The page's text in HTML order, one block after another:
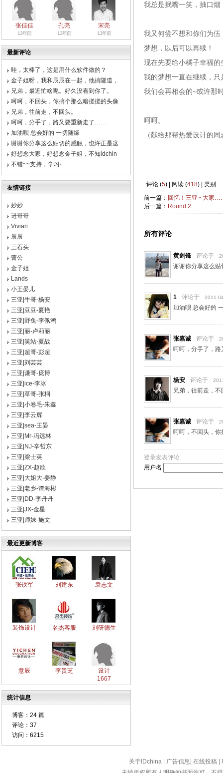
张佳佳
13年前
孔亮
13年前
宋亮
13年前
最新评论
哇，太棒了，这是用什么软件做的？
金子姐呀，我和辰辰在一起，他搞隧道，
兄弟，最近忙啥呢。好久没看到你了。
呵呵，不回头，你搞个那么暗搓搓的头像
兄弟，往前走，不回头。
呵呵，分手了，路又要重新走了……
加油呗 总会好的 一切随缘
谢谢你分享这么贴切的感触，也许正是这
好想念大家，好想念金子姐，不知idchin
不错~~支持，学习·
友情链接
妙妙
进哥哥
Vivian
辰辰
三石头
曹公
金子姐
Lands
小王晏儿
三亚|牛哥-杨安
三亚|豆豆-夏艳
三亚|野兔-李佩鸿
三亚|丽-卢莉丽
三亚|笑站-夏战
三亚|超哥-彭超
三亚|刘芸芸
三亚|谦哥-庞博
三亚|ice-李冰
三亚|草哥-张桐
三亚|小卷毛-朱鑫
三亚|李云辉
三亚|sea-王晏
三亚|Mr-冯远林
三亚|NJ-辛哲东
三亚|梁士英
三亚|ZX-赵欣
三亚|大姐大-姜静
三亚|老乡-谭海彬
三亚|DD-李丹丹
三亚|JX-金星
三亚|师妹-施文
最近更新博客
张铁军 刘建东 袁志文
装饰设计 名杰客服 刘研德生
意辰 李贵芝
设计
1667
统计信息
博客： 24 篇
评论： 37
访问： 6215
我总是抿嘴一笑，抽口
我又何尝不想和你们为
梦想，以后可以再续！
现在先要给小橘子幸福
我的梦想一直在继续，
我们会再相会的~或许那
呵呵。
（献给那帮热爱设计的
评论 (5) | 阅读 (418) | 类别
前一篇： 回忆！三亚~ 大家
后一篇： Round 2.
所有评论
黄剑锋 评论于
谢谢你分享这么
1 评论于 2011-
加油呗 总会好的
张嘉诚 评论于
呵呵，分手了，
杨安 评论于
兄弟，往前走，不
张嘉诚 评论于
呵呵，不回头，
登录发表评论
用户名
关于IDchina 广告信息 在线投稿